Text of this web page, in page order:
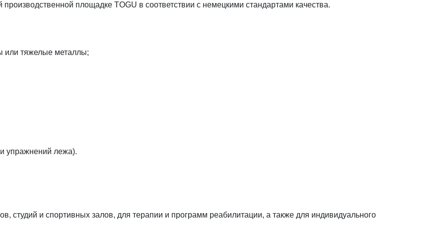
площадке TOGU в соответствии с немецкими стандартами качества.
или тяжелые металлы;
упражнений лежа).
студий и спортивных залов, для терапии и программ реабилитации, а также для индивидуального